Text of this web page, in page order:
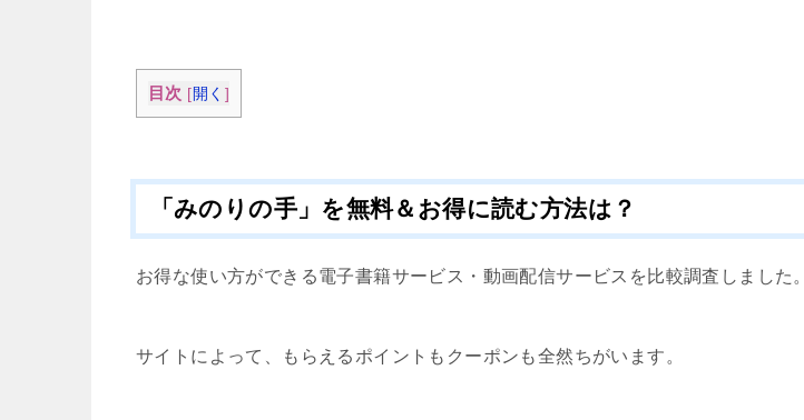
目次 [開く ]
「みのりの手」を無料＆お得に読む方法は？
お得な使い方ができる電子書籍サービス・動画配信サービスを比較調査しました。
サイトによって、もらえるポイントもクーポンも全然ちがいます。